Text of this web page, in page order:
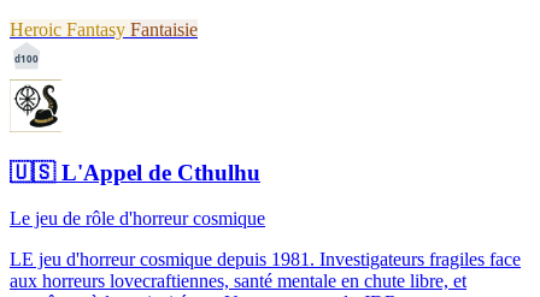
Heroic Fantasy Fantaisie
d100
🇺🇸L'Appel de Cthulhu
Le jeu de rôle d'horreur cosmique
LE jeu d'horreur cosmique depuis 1981. Investigateurs fragiles face
aux horreurs lovecraftiennes, santé mentale en chute libre, et